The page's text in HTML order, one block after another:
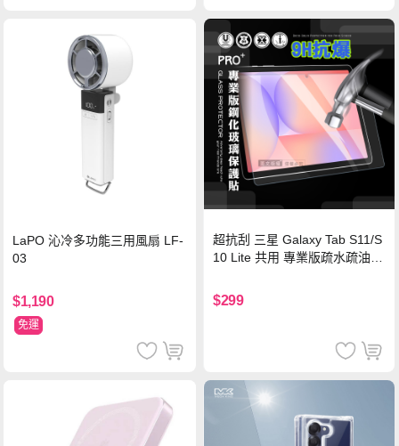
LaPO 沁冷多功能三用風扇 LF-
03
$1,190
免運
超抗刮 三星 Galaxy Tab S11/S
10 Lite 共用 專業版疏水疏油9
$299